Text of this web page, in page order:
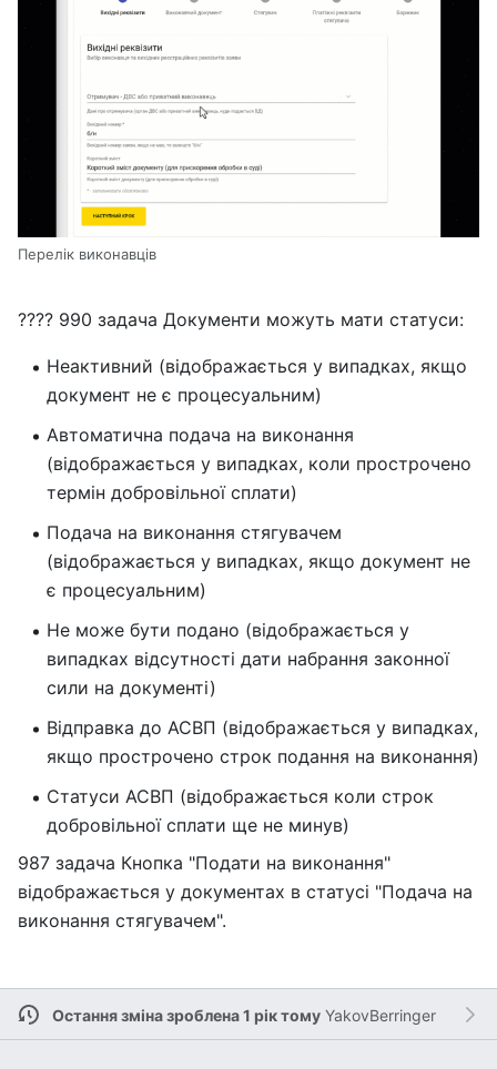
Перелік виконавців
???? 990 задача Документи можуть мати статуси:
Неактивний (відображається у випадках, якщо
документ не є процесуальним)
Автоматична подача на виконання
(відображається у випадках, коли прострочено
термін добровільної сплати)
Подача на виконання стягувачем
(відображається у випадках, якщо документ не
є процесуальним)
Не може бути подано (відображається у
випадках відсутності дати набрання законної
сили на документі)
Відправка до АСВП (відображається у випадках,
якщо прострочено строк подання на виконання)
Статуси АСВП (відображається коли строк
добровільної сплати ще не минув)
987 задача Кнопка "Подати на виконання"
відображається у документах в статусі "Подача на
виконання стягувачем".
Остання зміна зроблена 1 рік тому YakovBerringer